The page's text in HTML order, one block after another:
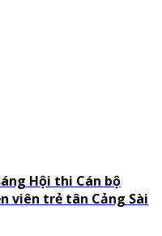
Hội thi Cán bộ
viên trẻ tân Cảng Sài